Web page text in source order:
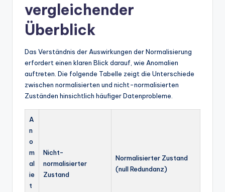
vergleichender
Überblick
Das Verständnis der Auswirkungen der Normalisierung
erfordert einen klaren Blick darauf, wie Anomalien
auftreten. Die folgende Tabelle zeigt die Unterschiede
zwischen normalisierten und nicht-normalisierten
Zuständen hinsichtlich häufiger Datenprobleme.
A
n
o
m
al
ie
t
Nicht-
normalisierter
Zustand
Normalisierter Zustand
(null Redundanz)